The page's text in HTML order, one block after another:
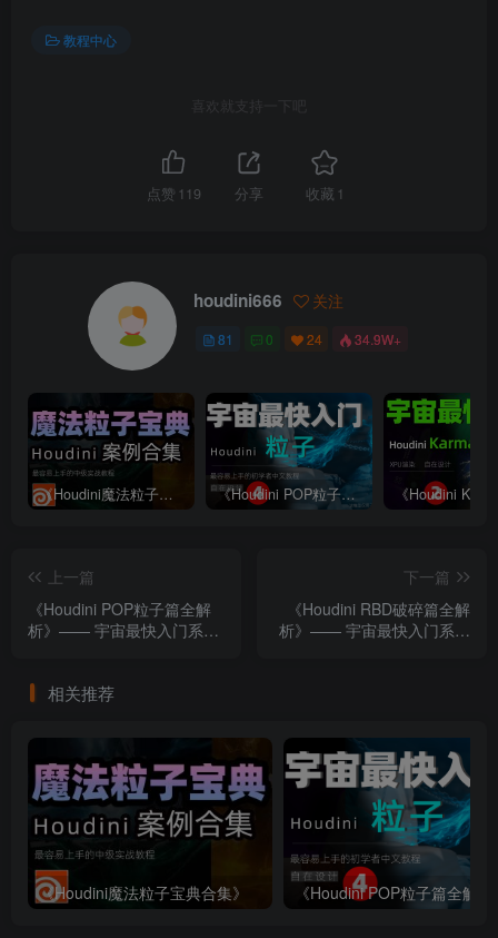
教程中心
喜欢就支持一下吧
点赞 119 分享 收藏 1
houdini666 关注
81 0 24 34.9W+
《Houdini魔法粒子宝典合集》 《Houdini POP粒子篇全解析》—— 宇宙最快入门系列④
上一篇
《Houdini POP粒子篇全解
析》—— 宇宙最快入门系列
下一篇
《Houdini RBD破碎篇全解
析》—— 宇宙最快入门系列
相关推荐
《Houdini魔法粒子宝典合集》